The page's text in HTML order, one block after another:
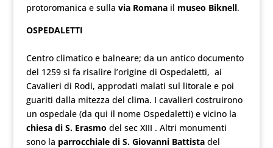
protoromanica e sulla via Romanail museo Biknell.
OSPEDALETTI
Centro climatico e balneare; da un antico documento
del 1259 si fa risalire l’origine di Ospedaletti, ai
Cavalieri di Rodi, approdati malati sul litorale e poi
guariti dalla mitezza del clima. I cavalieri costruirono
un ospedale (da qui il nome Ospedaletti) e vicino la
chiesa di S. Erasmo del sec XIII . Altri monumenti
sono la parrocchiale di S. Giovanni Battistadel